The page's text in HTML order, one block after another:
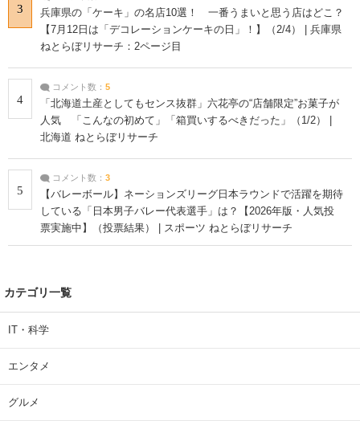
3
兵庫県の「ケーキ」の名店10選！ 一番うまいと思う店はどこ？
【7月12日は「デコレーションケーキの日」！】（2/4） | 兵庫県
ねとらぼリサーチ：2ページ目
4
コメント数： 5
「北海道土産としてもセンス抜群」六花亭の“店舗限定”お菓子が
人気 「こんなの初めて」「箱買いするべきだった」（1/2） |
北海道 ねとらぼリサーチ
5
コメント数： 3
【バレーボール】ネーションズリーグ日本ラウンドで活躍を期待
している「日本男子バレー代表選手」は？【2026年版・人気投
票実施中】（投票結果） | スポーツ ねとらぼリサーチ
カテゴリ一覧
IT・科学
エンタメ
グルメ